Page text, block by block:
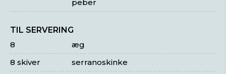
peber
TIL SERVERING
æg
8
serranoskinke
8 skiver